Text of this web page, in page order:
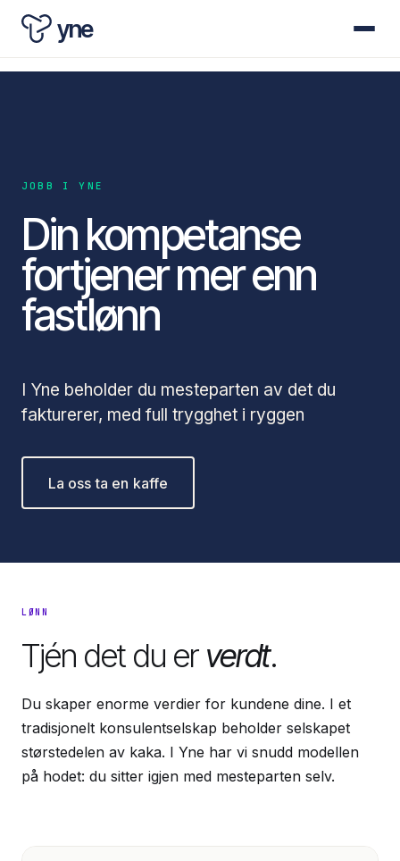
yne
JOBB I YNE
Din kompetanse
fortjener mer enn
fastlønn
I Yne beholder du mesteparten av det du
fakturerer, med full trygghet i ryggen
La oss ta en kaffe
LØNN
Tjén det du er verdt.
Du skaper enorme verdier for kundene dine. I et
tradisjonelt konsulentselskap beholder selskapet
størstedelen av kaka. I Yne har vi snudd modellen
på hodet: du sitter igjen med mesteparten selv.